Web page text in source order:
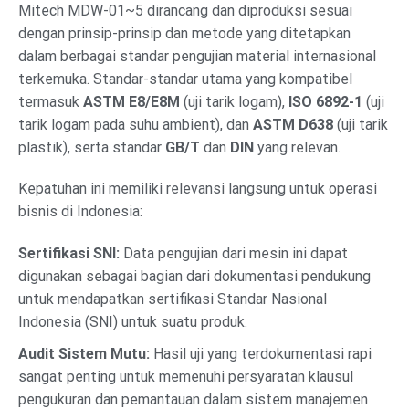
Mitech MDW-01~5 dirancang dan diproduksi sesuai
dengan prinsip-prinsip dan metode yang ditetapkan
dalam berbagai standar pengujian material internasional
terkemuka. Standar-standar utama yang kompatibel
termasuk ASTM E8/E8M (uji tarik logam), ISO 6892-1 (uji
tarik logam pada suhu ambient), dan ASTM D638 (uji tarik
plastik), serta standar GB/T dan DIN yang relevan.
Kepatuhan ini memiliki relevansi langsung untuk operasi
bisnis di Indonesia:
Sertifikasi SNI: Data pengujian dari mesin ini dapat
digunakan sebagai bagian dari dokumentasi pendukung
untuk mendapatkan sertifikasi Standar Nasional
Indonesia (SNI) untuk suatu produk.
Audit Sistem Mutu: Hasil uji yang terdokumentasi rapi
sangat penting untuk memenuhi persyaratan klausul
pengukuran dan pemantauan dalam sistem manajemen